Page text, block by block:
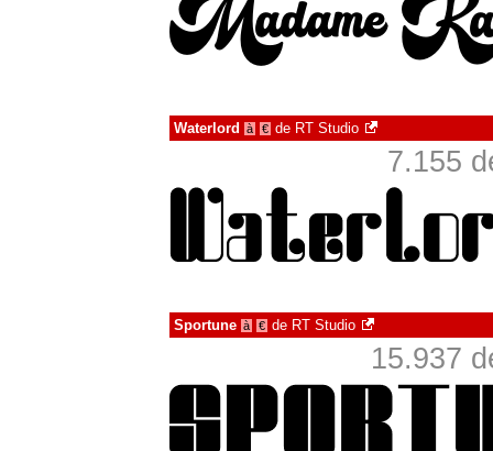
Waterlord à € de RT Studio
7.155
Sportune à € de RT Studio
15.937